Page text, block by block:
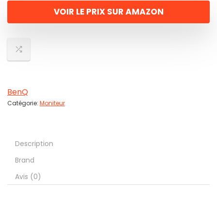
VOIR LE PRIX SUR AMAZON
BenQ
Catégorie: Moniteur
Description
Brand
Avis (0)